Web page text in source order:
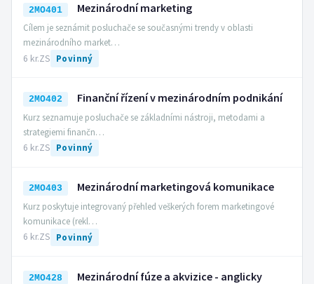
2MO401 Mezinárodní marketing
Cílem je seznámit posluchače se současnými trendy v oblasti
mezinárodního market…
6 kr.ZS Povinný
2MO402 Finanční řízení v mezinárodním podnikání
Kurz seznamuje posluchače se základními nástroji, metodami a
strategiemi finančn…
6 kr.ZS Povinný
2MO403 Mezinárodní marketingová komunikace
Kurz poskytuje integrovaný přehled veškerých forem marketingové
komunikace (rekl…
6 kr.ZS Povinný
2MO428 Mezinárodní fúze a akvizice - anglicky